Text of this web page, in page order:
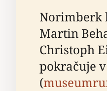
Norimberk
Martin
Christoph
pokračuje
(